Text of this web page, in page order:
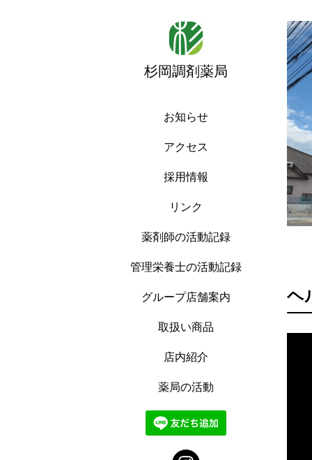
杉岡調剤薬局
お知らせ
アクセス
採用情報
リンク
薬剤師の活動記録
管理栄養士の活動記録
グループ店舗案内
取扱い商品
店内紹介
薬局の活動
ヘ